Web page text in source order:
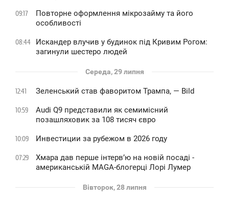
09:17
Повторне оформлення мікрозайму та його
особливості
08:44
Искандер влучив у будинок під Кривим Рогом:
загинули шестеро людей
Середа, 29 липня
12:41 Зеленський став фаворитом Трампа, — Bild
10:59
Audi Q9 представили як семимісний
позашляховик за 108 тисяч євро
10:09 Инвестиции за рубежом в 2026 году
07:29
Хмара дав перше інтервʼю на новій посаді -
американській MAGA-блогерці Лорі Лумер
Вівторок, 28 липня